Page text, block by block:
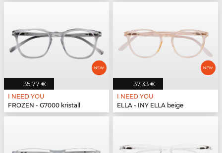
35,77 €
I NEED YOU
FROZEN - G7000 kristall
37,33 €
I NEED YOU
ELLA - INY ELLA beige